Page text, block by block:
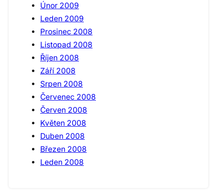
Únor 2009
Leden 2009
Prosinec 2008
Listopad 2008
Říjen 2008
Září 2008
Srpen 2008
Červenec 2008
Červen 2008
Květen 2008
Duben 2008
Březen 2008
Leden 2008